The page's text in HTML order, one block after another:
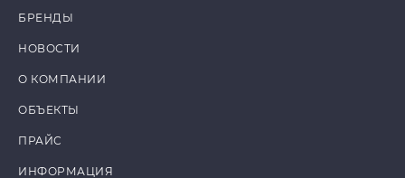
БРЕНДЫ
НОВОСТИ
О КОМПАНИИ
ОБЪЕКТЫ
ПРАЙС
ИНФОРМАЦИЯ